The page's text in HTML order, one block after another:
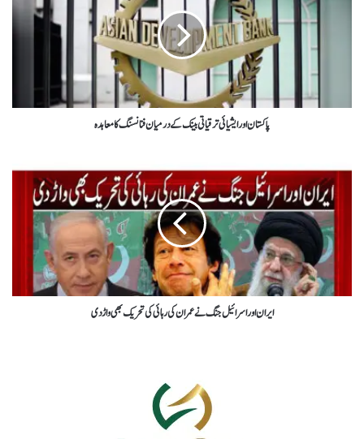
پاکستان اورایشیائی ترقیاتی بینک کے درمیان فنانسنگ کا معاہدہ
ایران اور اسرائیل جنگ نے عمران کی رہائی کی تحریک بھی واڑ دی